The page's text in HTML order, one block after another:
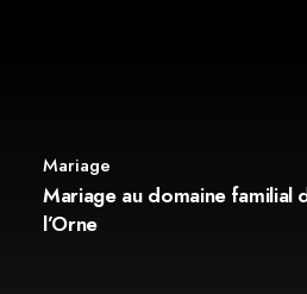
Mariage
Mariage au domaine familial
l’Orne